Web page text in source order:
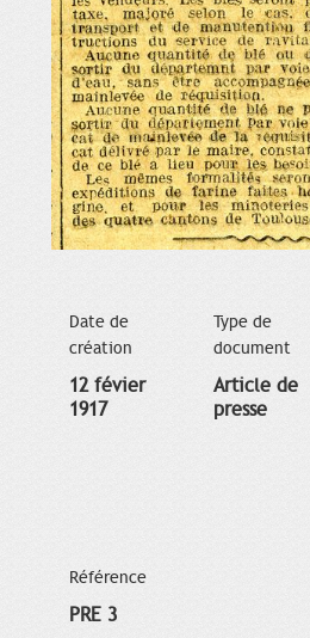
Date de
création
12 févier
1917
Type de
document
Article de
presse
Référence
PRE 3